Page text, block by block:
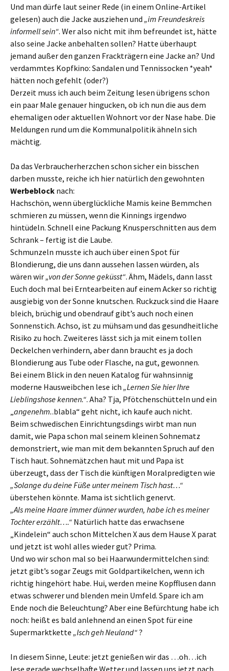
Und man dürfe laut seiner Rede (in einem Online-Artikel
gelesen) auch die Jacke ausziehen und „im Freundeskreis
informell sein“. Wer also nicht mit ihm befreundet ist, hätte
also seine Jacke anbehalten sollen? Hatte überhaupt
jemand außer den ganzen Frackträgern eine Jacke an? Und
verdammtes Kopfkino: Sandalen und Tennissocken *yeah*
hätten noch gefehlt (oder?)
Derzeit muss ich auch beim Zeitung lesen übrigens schon
ein paar Male genauer hingucken, ob ich nun die aus dem
ehemaligen oder aktuellen Wohnort vor der Nase habe. Die
Meldungen rund um die Kommunalpolitik ähneln sich
mächtig.
Da das Verbraucherherzchen schon sicher ein bisschen
darben musste, reiche ich hier natürlich den gewohnten
Werbeblock nach:
Hachschön, wenn überglückliche Mamis keine Bemmchen
schmieren zu müssen, wenn die Kinnings irgendwo
hintüdeln. Schnell eine Packung Knusperschnitten aus dem
Schrank – fertig ist die Laube.
Schmunzeln musste ich auch über einen Spot für
Blondierung, die uns dann aussehen lassen würden, als
wären wir„von der Sonne geküsst“. Ähm, Mädels, dann lasst
Euch doch mal bei Erntearbeiten auf einem Acker so richtig
ausgiebig von der Sonne knutschen. Ruckzuck sind die Haare
bleich, brüchig und obendrauf gibt’s auch noch einen
Sonnenstich. Achso, ist zu mühsam und das gesundheitliche
Risiko zu hoch. Zweiteres lässt sich ja mit einem tollen
Deckelchen verhindern, aber dann braucht es ja doch
Blondierung aus Tube oder Flasche, na gut, gewonnen.
Bei einem Blick in den neuen Katalog für wahnsinnig
moderne Hausweibchen lese ich „Lernen Sie hier Ihre
Lieblingshose kennen.“. Aha? Tja, Pfötchenschütteln und ein
„angenehm..blabla“ geht nicht, ich kaufe auch nicht.
Beim schwedischen Einrichtungsdings wirbt man nun
damit, wie Papa schon mal seinem kleinen Sohnematz
demonstriert, wie man mit dem bekannten Spruch auf den
Tisch haut. Sohnemätzchen haut mit und Papa ist
überzeugt, dass der Tisch die künftigen Moralpredigten wie
„Solange du deine Füße unter meinem Tisch hast…“
überstehen könnte. Mama ist sichtlich genervt.
„Als meine Haare immer dünner wurden, habe ich es meiner
Tochter erzählt….“ Natürlich hatte das erwachsene
„Kindelein“ auch schon Mittelchen X aus dem Hause X parat
und jetzt ist wohl alles wieder gut? Prima.
Und wo wir schon mal so bei Haarwundermittelchen sind:
jetzt gibt’s sogar Zeugs mit Goldpartikelchen, wenn ich
richtig hingehört habe. Hui, werden meine Kopfflusen dann
etwas schwerer und blenden mein Umfeld. Spare ich am
Ende noch die Beleuchtung? Aber eine Befürchtung habe ich
noch: heißt es bald anlehnend an einen Spot für eine
Supermarktkette „Isch geh Neuland“?
In diesem Sinne, Leute: jetzt genießen wir das …oh…ich
lese gerade wechselhafte Wetter und lassen uns jetzt nach